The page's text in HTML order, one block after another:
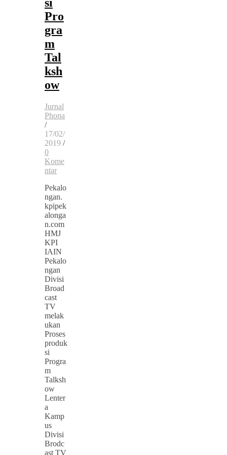
Pro
gra
m
Tal
ksh
ow
Jurnal
Phona
/
17/02/
2019 /
0
Kome
ntar
Pekalo
ngan.
kpipek
alonga
n.com
HMJ
KPI
IAIN
Pekalo
ngan
Divisi
Broad
cast
TV
melak
ukan
Proses
produk
si
Progra
m
Talksh
ow
Lenter
a
Kamp
us
Divisi
Brodc
ast TV